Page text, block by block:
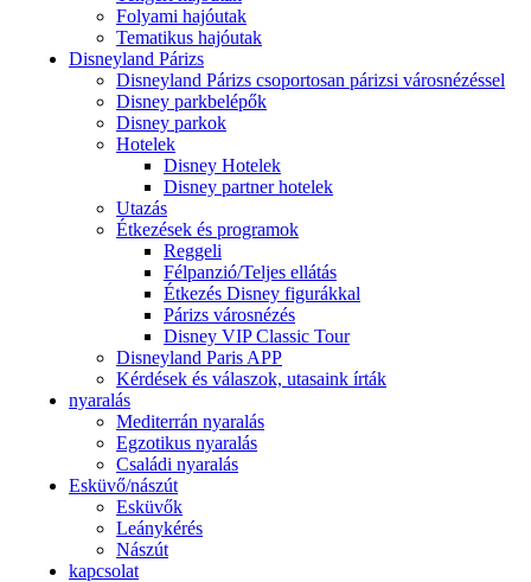
Folyami hajóutak
Tematikus hajóutak
Disneyland Párizs
Disneyland Párizs csoportosan párizsi városnézéssel
Disney parkbelépők
Disney parkok
Hotelek
Disney Hotelek
Disney partner hotelek
Utazás
Étkezések és programok
Reggeli
Félpanzió/Teljes ellátás
Étkezés Disney figurákkal
Párizs városnézés
Disney VIP Classic Tour
Disneyland Paris APP
Kérdések és válaszok, utasaink írták
nyaralás
Mediterrán nyaralás
Egzotikus nyaralás
Családi nyaralás
Esküvő/nászút
Esküvők
Leánykérés
Nászút
kapcsolat